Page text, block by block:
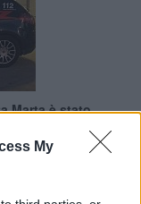
My
Marta è stato